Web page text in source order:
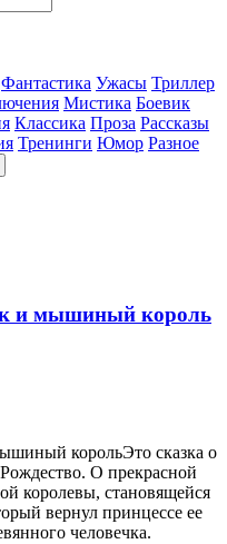
Фантастика Ужасы Триллер
Мистика Боевик
Классика Проза Рассказы
Тренинги Юмор Разное
и мышиный король
Это сказка о
О прекрасной
королевы, становящейся
вернул принцессе ее
человечка.